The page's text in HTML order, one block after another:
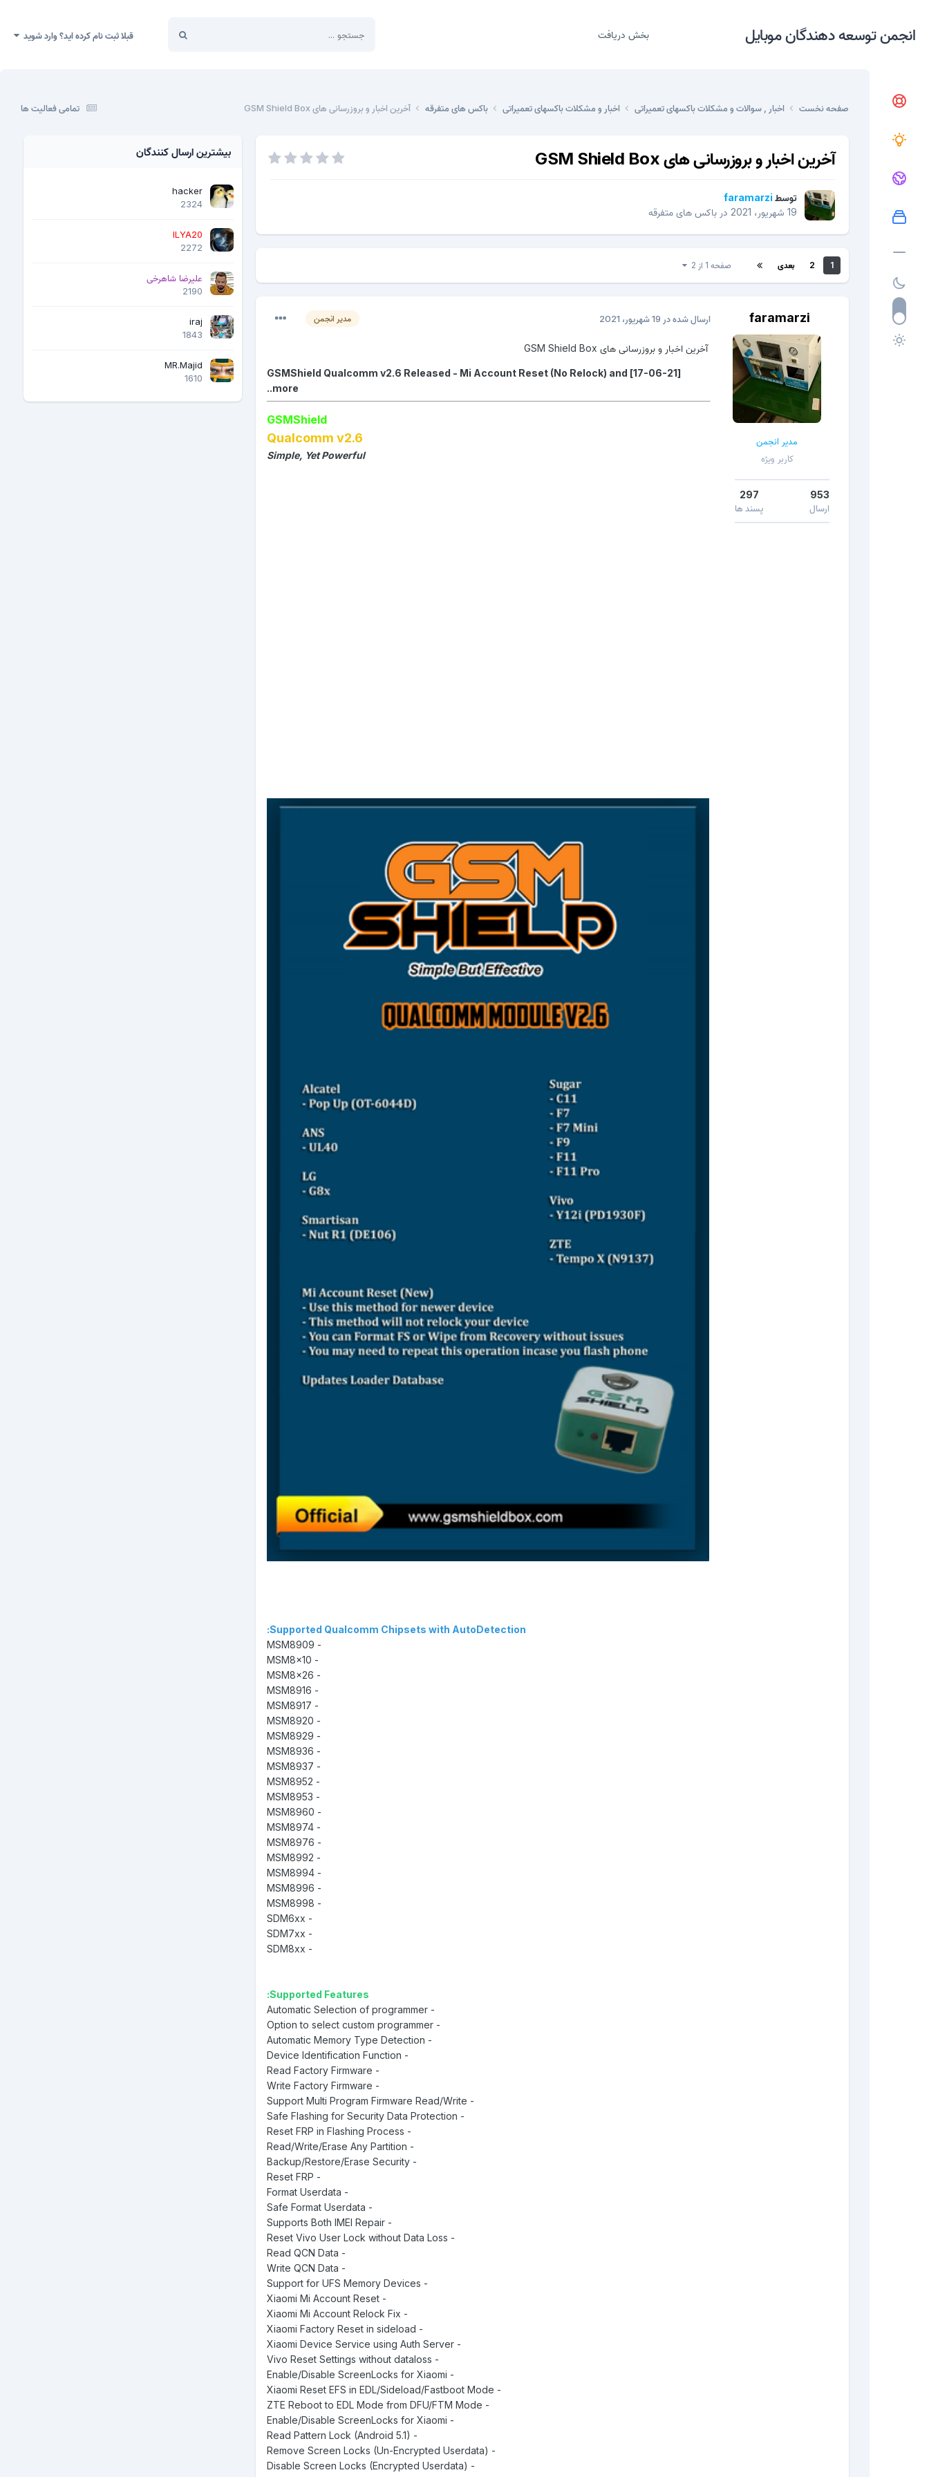
انجمن توسعه دهندگان موبایل بخش دریافت قبلا ثبت نام کرده اید؟ وارد شوید
تمامی فعالیت ها صفحه نخست اخبار , سوالات و مشکلات باکسهای تعمیراتی اخبار و مشکلات باکسهای تعمیراتی باکس های متفرقه آخرین اخبار و بروزرسانی های GSM Shield Box
آخرین اخبار و بروزرسانی های GSM Shield Box
توسط faramarzi
19 شهریور، 2021
در باکس های متفرقه
1
2 بعدی صفحه 1 از 2
faramarzi
مدیر انجمن
کاربر ویژه
953
ارسال
297
پسند ها
مدیر انجمن ارسال شده در 19 شهریور، 2021
آخرین اخبار و بروزرسانی های GSM Shield Box
[17-06-21] GSMShield Qualcomm v2.6 Released - Mi Account Reset (No Relock) and
more..
GSMShield
Qualcomm v2.6
Simple, Yet Powerful
Supported Qualcomm Chipsets with AutoDetection:
- MSM8909
- MSM8x10
- MSM8x26
- MSM8916
- MSM8917
- MSM8920
- MSM8929
- MSM8936
- MSM8937
- MSM8952
- MSM8953
- MSM8960
- MSM8974
- MSM8976
- MSM8992
- MSM8994
- MSM8996
- MSM8998
- SDM6xx
- SDM7xx
- SDM8xx
Supported Features:
- Automatic Selection of programmer
- Option to select custom programmer
- Automatic Memory Type Detection
- Device Identification Function
- Read Factory Firmware
- Write Factory Firmware
- Support Multi Program Firmware Read/Write
- Safe Flashing for Security Data Protection
- Reset FRP in Flashing Process
- Read/Write/Erase Any Partition
- Backup/Restore/Erase Security
- Reset FRP
- Format Userdata
- Safe Format Userdata
- Supports Both IMEI Repair
- Reset Vivo User Lock without Data Loss
- Read QCN Data
- Write QCN Data
- Support for UFS Memory Devices
- Xiaomi Mi Account Reset
- Xiaomi Mi Account Relock Fix
- Xiaomi Factory Reset in sideload
- Xiaomi Device Service using Auth Server
- Vivo Reset Settings without dataloss
- Enable/Disable ScreenLocks for Xiaomi
- Xiaomi Reset EFS in EDL/Sideload/Fastboot Mode
- ZTE Reboot to EDL Mode from DFU/FTM Mode
- Enable/Disable ScreenLocks for Xiaomi
- Read Pattern Lock (Android 5.1)
- Remove Screen Locks (Un-Encrypted Userdata)
- Disable Screen Locks (Encrypted Userdata)
بیشترین ارسال کنندگان
hacker
2324
ILYA20
2272
علیرضا شاهرخی
2190
iraj
1843
MR.Majid
1610